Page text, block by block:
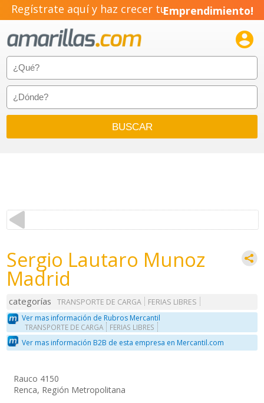
Regístrate aquí y haz crecer tuEmprendimiento!

Sergio Lautaro Munoz
Madrid
categorías TRANSPORTE DE CARGA
FERIAS LIBRES
Ver mas información de Rubros Mercantil
TRANSPORTE DE CARGA FERIAS LIBRES
Ver mas información B2B de esta empresa en Mercantil.com
Rauco 4150
Renca, Región Metropolitana